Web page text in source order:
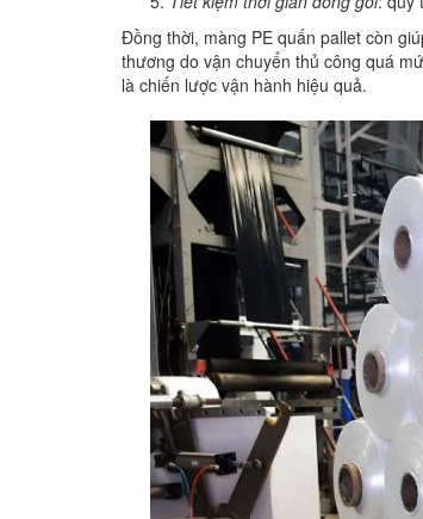
Đồng thời, màng PE quấn pallet còn
thương do vận chuyển thủ công quá
là chiến lược vận hành hiệu quả.